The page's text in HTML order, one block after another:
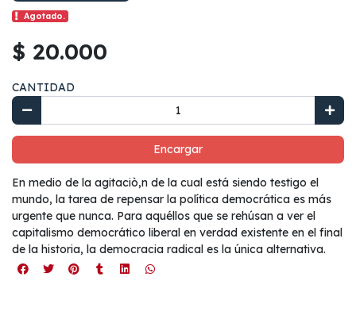
Agotado.
$ 20.000
CANTIDAD
Encargar
En medio de la agitaciò,n de la cual está siendo testigo el
mundo, la tarea de repensar la política democrática es más
urgente que nunca. Para aquéllos que se rehúsan a ver el
capitalismo democrático liberal en verdad existente en el final
de la historia, la democracia radical es la única alternativa.